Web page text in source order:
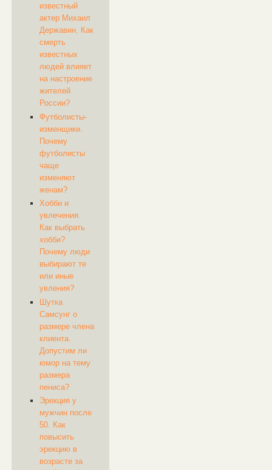
известный
актер Михаил
Державин. Как
смерть
известных
людей влияет
на настроение
жителей
России?
Футболисты-
изменщики.
Почему
футболисты
чаще
изменяют
женам?
Хобби и
увлечения.
Как выбрать
хобби?
Почему люди
выбирают те
или иные
увления?
Шутка
Самсунг о
размере члена
клиента.
Допустим ли
юмор на тему
размера
пениса?
Эрекция у
мужчин после
50. Как
повысить
эрекцию в
возрасте за